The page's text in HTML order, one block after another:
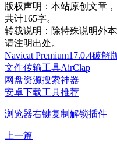
版权声明： 本站原创文章
共计165字。
转载说明： 除特殊说明外
请注明出处。
Navicat Premium17.0.4破解
文件传输工具AirClap
网盘资源搜索神器
安卓下载工具推荐
浏览器右键复制解锁插件
上一篇